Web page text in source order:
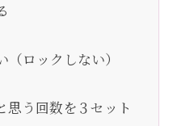
ロックしない）
思う回数を３セット